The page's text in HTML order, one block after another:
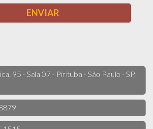
95 - Sala 07 - Pirituba - São Paulo - SP,